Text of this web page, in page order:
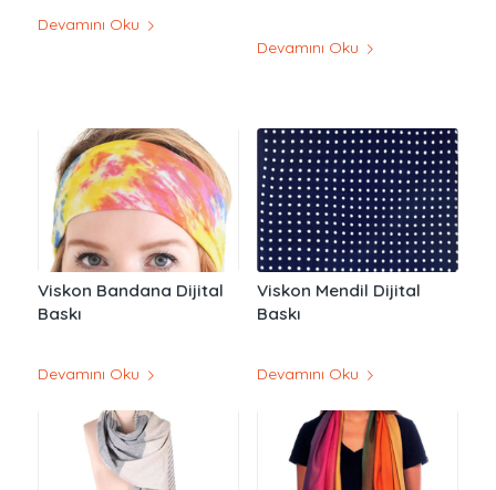
Devamını Oku
Devamını Oku
Viskon Bandana Dijital
Baskı
Devamını Oku
Viskon Mendil Dijital
Baskı
Devamını Oku